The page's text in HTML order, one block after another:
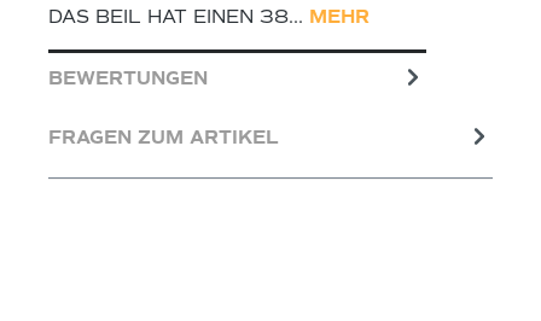
AS BEIL HAT EINEN 38… MEHR
BEWERTUNGEN
FRAGEN ZUM ARTIKEL